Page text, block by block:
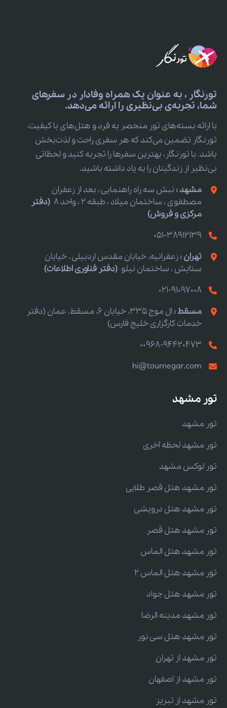
تورنگار ، به عنوان یک همراه وفادار در سفرهای
شما، تجربه‌ی بی‌نظیری را ارائه می‌دهد.
با ارائه بسته‌های تور منحصر به فرد و هتل‌های با کیفیت،
تورنگار تضمین می‌کند که هر سفری راحت و لذت‌بخش
باشد. با تورنگار، بهترین سفرها را تجربه کنید و لحظاتی
بی‌نظیر از زندگیتان را به یاد داشته باشید.
مشهد : نبش سه راه راهنمایی ، بعد از زعفران
مصطفوی ، ساختمان میلاد ، طبقه 2 ، واحد 8
(دفتر
مرکزی و فروش)
051-38912139
تهران :زعفرانیه، خیابان مقدس اردبیلی ، خیابان
ستایش ، ساختمان نیلو (دفتر فناوری اطلاعات)
021-91097008
مسقط :
ال موج 335، خیابان 6، مسقط، عمان (دفتر
خدمات کارگزاری خلیج فارس)
00968-94420473
hi@tournegar.com
تور مشهد
تور مشهد
تور مشهد لحظه آخری
تور لوکس مشهد
تور مشهد هتل قصر طلایی
تور مشهد هتل درویشی
تور مشهد هتل قصر
تور مشهد هتل الماس
تور مشهد هتل الماس 2
تور مشهد هتل جواد
تور مشهد مدینه الرضا
تور مشهد هتل سی نور
تور مشهد از تهران
تور مشهد از اصفهان
تور مشهد از تبریز